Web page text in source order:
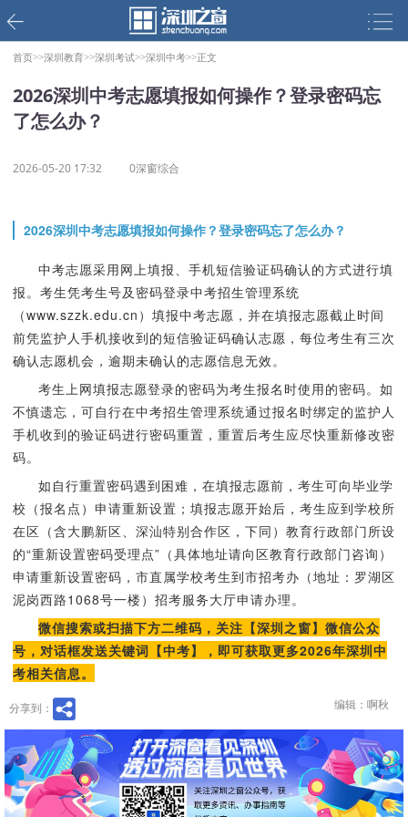
首页>>深圳教育>>深圳考试>>深圳中考>>正文
2026深圳中考志愿填报如何操作？登录密码忘
了怎么办？
2026-05-20 17:32 0深窗综合
2026深圳中考志愿填报如何操作？登录密码忘了怎么办？
中考志愿采用网上填报、手机短信验证码确认的方式进行填
报。考生凭考生号及密码登录中考招生管理系统
（www.szzk.edu.cn）填报中考志愿，并在填报志愿截止时间
前凭监护人手机接收到的短信验证码确认志愿，每位考生有三次
确认志愿机会，逾期未确认的志愿信息无效。
考生上网填报志愿登录的密码为考生报名时使用的密码。如
不慎遗忘，可自行在中考招生管理系统通过报名时绑定的监护人
手机收到的验证码进行密码重置，重置后考生应尽快重新修改密
码。
如自行重置密码遇到困难，在填报志愿前，考生可向毕业学
校（报名点）申请重新设置；填报志愿开始后，考生应到学校所
在区（含大鹏新区、深汕特别合作区，下同）教育行政部门所设
的“重新设置密码受理点”（具体地址请向区教育行政部门咨询）
申请重新设置密码，市直属学校考生到市招考办（地址：罗湖区
泥岗西路1068号一楼）招考服务大厅申请办理。
微信搜索或扫描下方二维码，关注【深圳之窗】微信公众
号，对话框发送关键词【中考】，即可获取更多2026年深圳中
考相关信息。
分享到： 编辑：啊秋